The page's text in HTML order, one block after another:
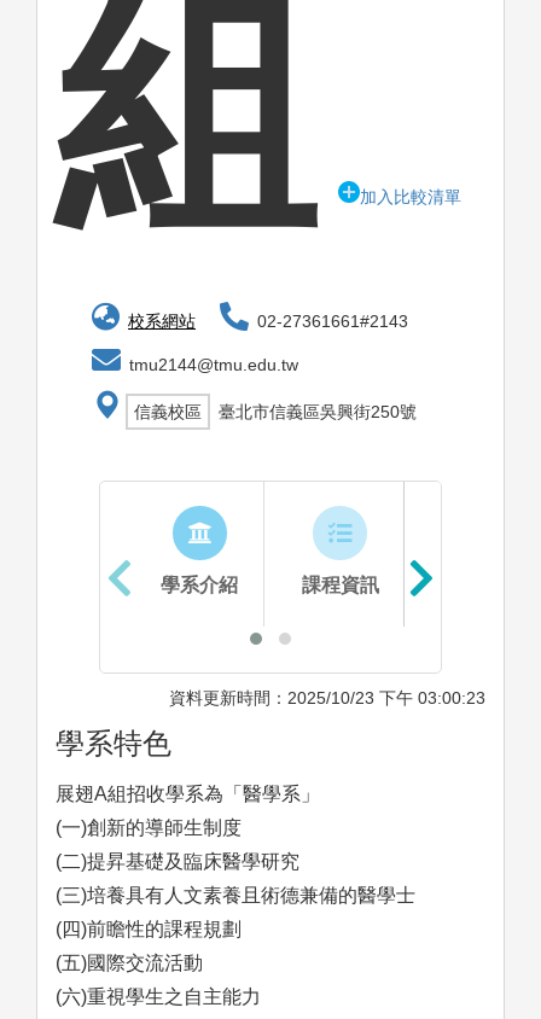
組 加入比較清單
校系網站 02-27361661#2143
tmu2144@tmu.edu.tw
信義校區 臺北市信義區吳興街250號
學系介紹 課程資訊
資料更新時間：2025/10/23 下午 03:00:23
學系特色
展翅A組招收學系為「醫學系」
(一)創新的導師生制度
(二)提昇基礎及臨床醫學研究
(三)培養具有人文素養且術德兼備的醫學士
(四)前瞻性的課程規劃
(五)國際交流活動
(六)重視學生之自主能力